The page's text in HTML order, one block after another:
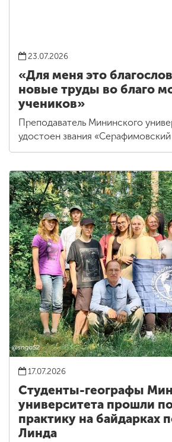
23.07.2026
«Для меня это
новые труды во благо
учеников»
Преподаватель Мининского
удостоен звания
17.07.2026
Студенты-географы
университета прошли
практику на байдарках
Линда